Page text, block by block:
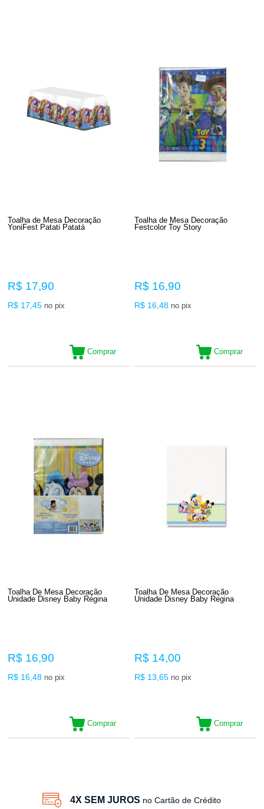
Toalha de Mesa Decoração
YoniFest Patati Patat
R$ 17,90
R$ 17,45 no pix
Comprar
Toalha de Mesa Decoração
Festcolor Toy Story
R$ 16,90
R$ 16,48 no pix
Comprar
Toalha De Mesa Decoração
Unidade Disney Baby Regina
R$ 16,90
R$ 16,48 no pix
Comprar
Toalha De Mesa Decoração
Unidade Disney Baby Regina
R$ 14,00
R$ 13,65 no pix
Comprar
4X SEM JUROS no Cartão de Crédito